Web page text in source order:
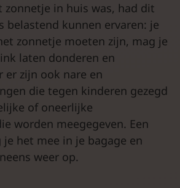
zonnetje in huis was, had dit
belastend kunnen ervaren: je
zonnetje moeten zijn, mag je
laten donderen en
er zijn ook nare en
die tegen kinderen gezegd
of oneerlijke
worden meegegeven. Een
je het mee in je bagage en
weer op.